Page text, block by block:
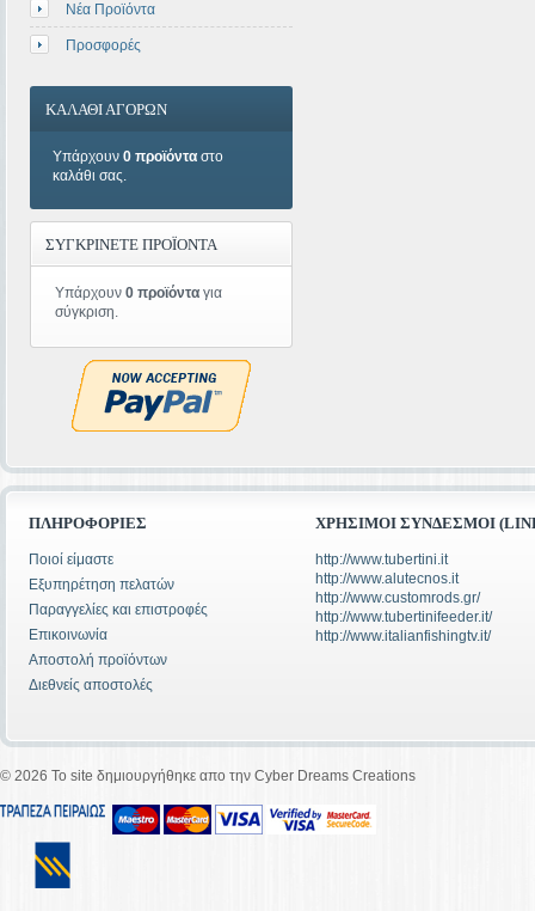
Νέα Προϊόντα
Προσφορές
ΚΑΛΑΘΙ ΑΓΟΡΩΝ
Υπάρχουν 0 προϊόντα στο
καλάθι σας.
ΣΥΓΚΡΙΝΕΤΕ ΠΡΟΪΟΝΤΑ
Υπάρχουν 0 προϊόντα για
σύγκριση.
ΠΛΗΡΟΦΟΡΊΕΣ
Ποιοί είμαστε
Εξυπηρέτηση πελατών
Παραγγελίες και επιστροφές
Επικοινωνία
Αποστολή προϊόντων
Διεθνείς αποστολές
ΧΡΉΣΙΜΟΙ ΣΎΝΔΕΣΜΟΙ
http://www.tubertini.it
http://www.alutecnos.it
http://www.customrods.gr/
http://www.tubertinifeeder.it/
http://www.italianfishingtv.it/
© 2026 To site δημιουργήθηκε απο την Cyber Dreams Creations